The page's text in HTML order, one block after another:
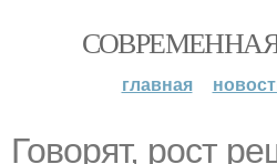
главная
Говорят, рост